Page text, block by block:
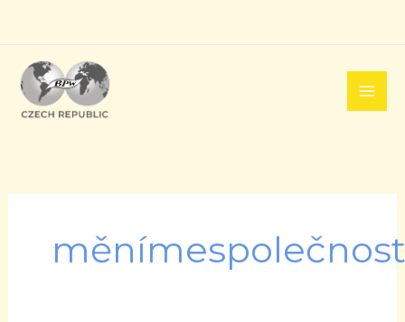
obsah
měnímespolečnost